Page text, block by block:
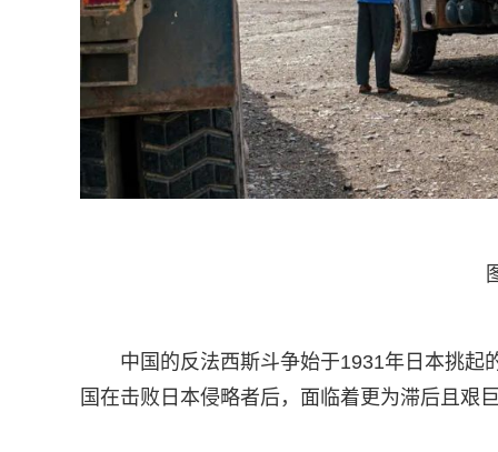
中国的反法西斯斗争始于1931年日本挑起
国在击败日本侵略者后，面临着更为滞后且艰